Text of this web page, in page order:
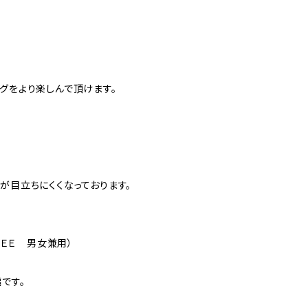
をより楽しんで頂けます。
立ちにくくなっております。
Ｅ 男女兼用）
す。